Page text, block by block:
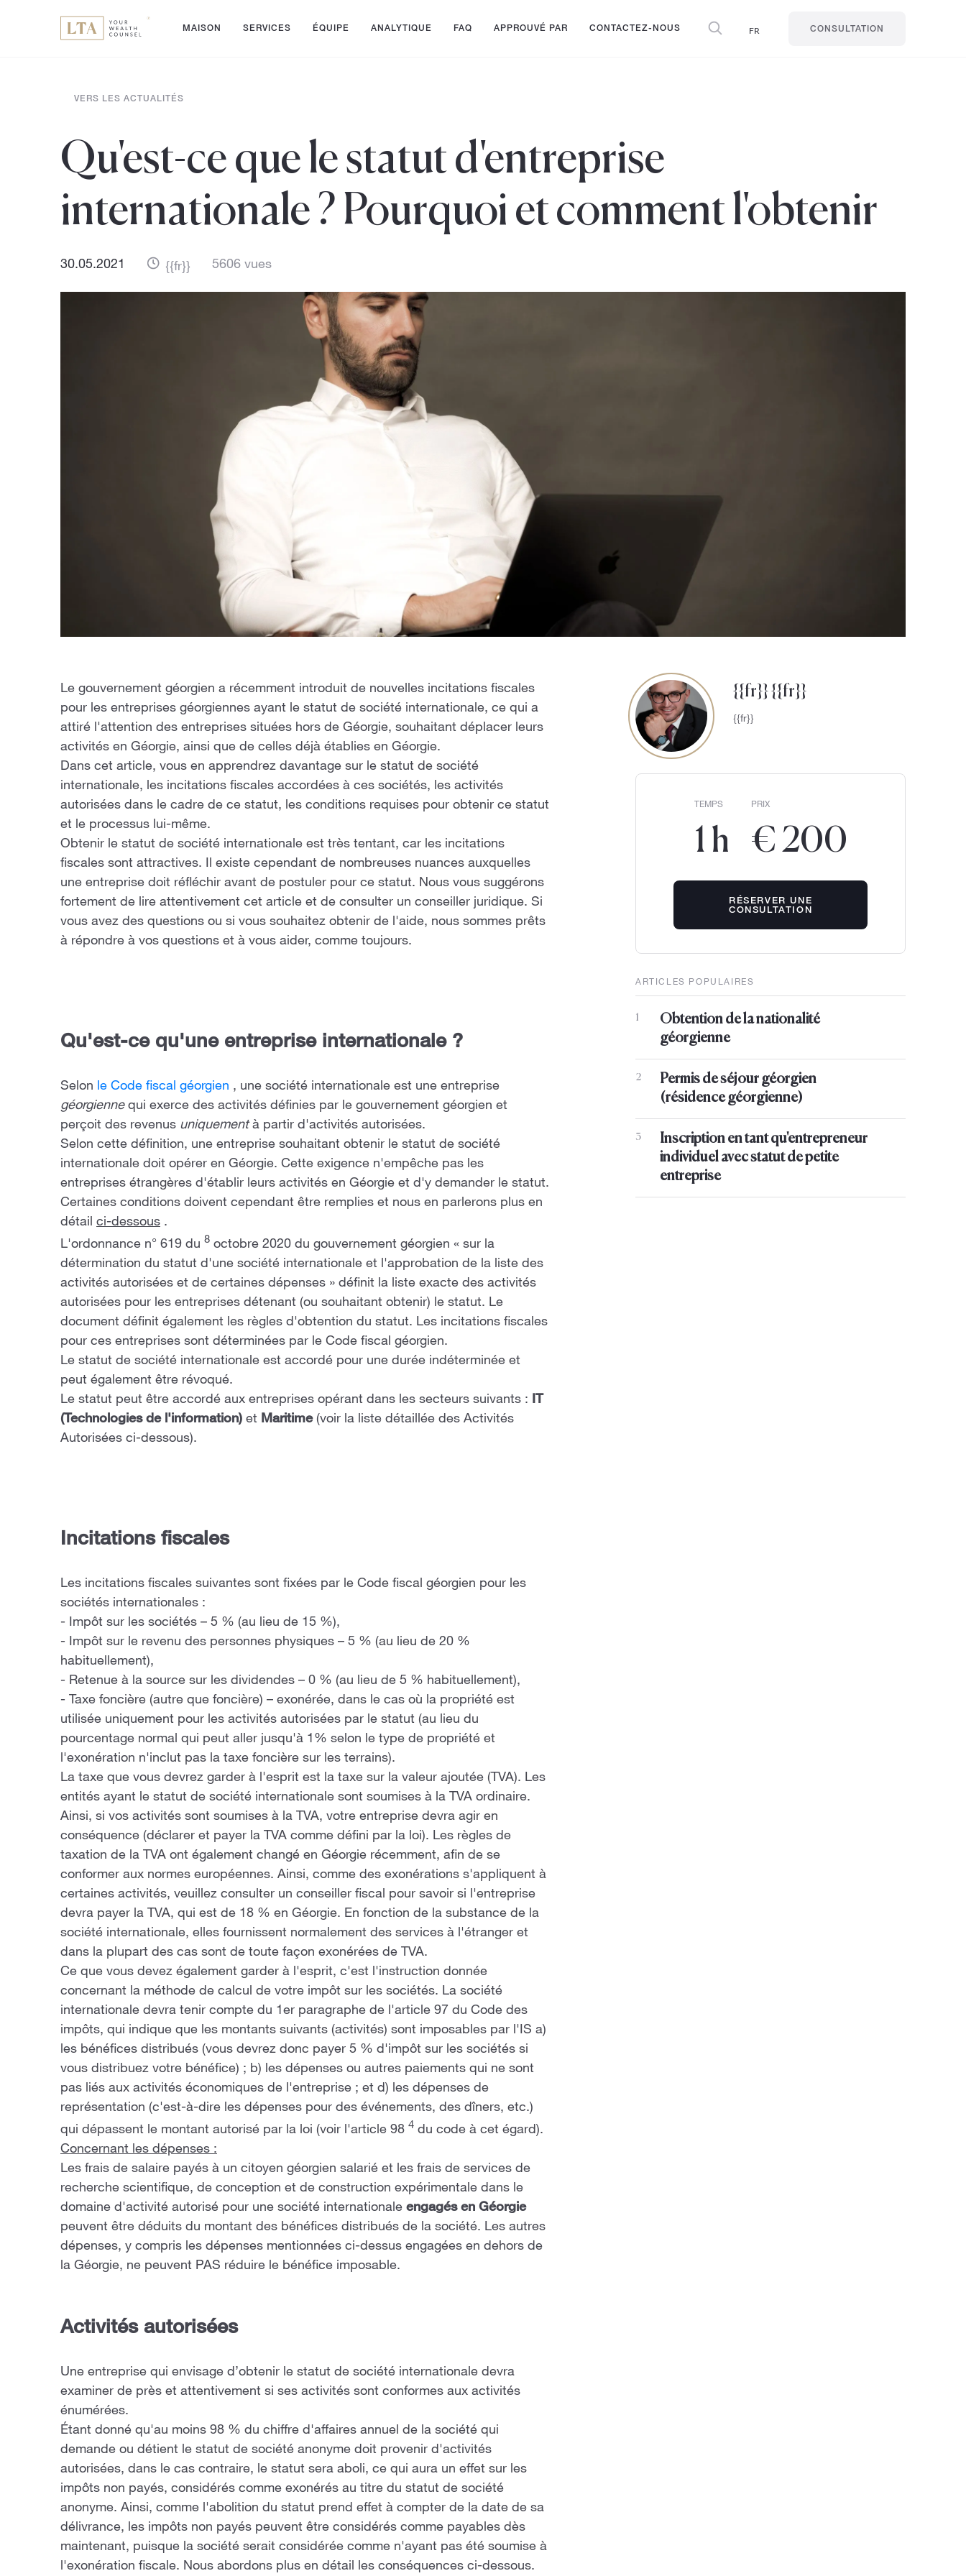
MAISON SERVICES ÉQUIPE ANALYTIQUE FAQ APPROUVÉ PAR CONTACTEZ-NOUS FR CONSULTATION
VERS LES ACTUALITÉS
Qu'est-ce que le statut d'entreprise
internationale ? Pourquoi et comment l'obtenir
30.05.2021 {{fr}} 5606 vues
Le gouvernement géorgien a récemment introduit de nouvelles incitations fiscales
pour les entreprises géorgiennes ayant le statut de société internationale, ce qui a
attiré l'attention des entreprises situées hors de Géorgie, souhaitant déplacer leurs
activités en Géorgie, ainsi que de celles déjà établies en Géorgie.
Dans cet article, vous en apprendrez davantage sur le statut de société
internationale, les incitations fiscales accordées à ces sociétés, les activités
autorisées dans le cadre de ce statut, les conditions requises pour obtenir ce statut
et le processus lui-même.
Obtenir le statut de société internationale est très tentant, car les incitations
fiscales sont attractives. Il existe cependant de nombreuses nuances auxquelles
une entreprise doit réfléchir avant de postuler pour ce statut. Nous vous suggérons
fortement de lire attentivement cet article et de consulter un conseiller juridique. Si
vous avez des questions ou si vous souhaitez obtenir de l'aide, nous sommes prêts
à répondre à vos questions et à vous aider, comme toujours.
Qu'est-ce qu'une entreprise internationale ?
Selon le Code fiscal géorgien , une société internationale est une entreprise
géorgiennequi exerce des activités définies par le gouvernement géorgien et
perçoit des revenus uniquementà partir d'activités autorisées.
Selon cette définition, une entreprise souhaitant obtenir le statut de société
internationale doit opérer en Géorgie. Cette exigence n'empêche pas les
entreprises étrangères d'établir leurs activités en Géorgie et d'y demander le statut.
Certaines conditions doivent cependant être remplies et nous en parlerons plus en
détail ci-dessous .
L'ordonnance n° 619 du 8 octobre 2020 du gouvernement géorgien « sur la
détermination du statut d'une société internationale et l'approbation de la liste des
activités autorisées et de certaines dépenses » définit la liste exacte des activités
autorisées pour les entreprises détenant (ou souhaitant obtenir) le statut. Le
document définit également les règles d'obtention du statut. Les incitations fiscales
pour ces entreprises sont déterminées par le Code fiscal géorgien.
Le statut de société internationale est accordé pour une durée indéterminée et
peut également être révoqué.
Le statut peut être accordé aux entreprises opérant dans les secteurs suivants : IT
(Technologies de l'information) et Maritime(voir la liste détaillée des Activités
Autorisées ci-dessous).
Incitations fiscales
Les incitations fiscales suivantes sont fixées par le Code fiscal géorgien pour les
sociétés internationales :
- Impôt sur les sociétés – 5 % (au lieu de 15 %),
- Impôt sur le revenu des personnes physiques – 5 % (au lieu de 20 %
habituellement),
- Retenue à la source sur les dividendes – 0 % (au lieu de 5 % habituellement),
- Taxe foncière (autre que foncière) – exonérée, dans le cas où la propriété est
utilisée uniquement pour les activités autorisées par le statut (au lieu du
pourcentage normal qui peut aller jusqu'à 1% selon le type de propriété et
l'exonération n'inclut pas la taxe foncière sur les terrains).
La taxe que vous devrez garder à l'esprit est la taxe sur la valeur ajoutée (TVA). Les
entités ayant le statut de société internationale sont soumises à la TVA ordinaire.
Ainsi, si vos activités sont soumises à la TVA, votre entreprise devra agir en
conséquence (déclarer et payer la TVA comme défini par la loi). Les règles de
taxation de la TVA ont également changé en Géorgie récemment, afin de se
conformer aux normes européennes. Ainsi, comme des exonérations s'appliquent à
certaines activités, veuillez consulter un conseiller fiscal pour savoir si l'entreprise
devra payer la TVA, qui est de 18 % en Géorgie. En fonction de la substance de la
société internationale, elles fournissent normalement des services à l'étranger et
dans la plupart des cas sont de toute façon exonérées de TVA.
Ce que vous devez également garder à l'esprit, c'est l'instruction donnée
concernant la méthode de calcul de votre impôt sur les sociétés. La société
internationale devra tenir compte du 1er paragraphe de l'article 97 du Code des
impôts, qui indique que les montants suivants (activités) sont imposables par l'IS a)
les bénéfices distribués (vous devrez donc payer 5 % d'impôt sur les sociétés si
vous distribuez votre bénéfice) ; b) les dépenses ou autres paiements qui ne sont
pas liés aux activités économiques de l'entreprise ; et d) les dépenses de
représentation (c'est-à-dire les dépenses pour des événements, des dîners, etc.)
qui dépassent le montant autorisé par la loi (voir l'article 98 4 du code à cet égard).
Concernant les dépenses :
Les frais de salaire payés à un citoyen géorgien salarié et les frais de services de
recherche scientifique, de conception et de construction expérimentale dans le
domaine d'activité autorisé pour une société internationale engagés en Géorgie
peuvent être déduits du montant des bénéfices distribués de la société. Les autres
dépenses, y compris les dépenses mentionnées ci-dessus engagées en dehors de
la Géorgie, ne peuvent PAS réduire le bénéfice imposable.
Activités autorisées
Une entreprise qui envisage d’obtenir le statut de société internationale devra
examiner de près et attentivement si ses activités sont conformes aux activités
énumérées.
Étant donné qu'au moins 98 % du chiffre d'affaires annuel de la société qui
demande ou détient le statut de société anonyme doit provenir d'activités
autorisées, dans le cas contraire, le statut sera aboli, ce qui aura un effet sur les
impôts non payés, considérés comme exonérés au titre du statut de société
anonyme. Ainsi, comme l'abolition du statut prend effet à compter de la date de sa
délivrance, les impôts non payés peuvent être considérés comme payables dès
maintenant, puisque la société serait considérée comme n'ayant pas été soumise à
l'exonération fiscale. Nous abordons plus en détail les conséquences ci-dessous.
{{fr}} {{fr}}
{{fr}}
TEMPS
1 h
PRIX
€ 200
RÉSERVER UNE
CONSULTATION
ARTICLES POPULAIRES
1
Obtention de la nationalité
géorgienne
2
Permis de séjour géorgien
(résidence géorgienne)
3
Inscription en tant qu'entrepreneur
individuel avec statut de petite
entreprise